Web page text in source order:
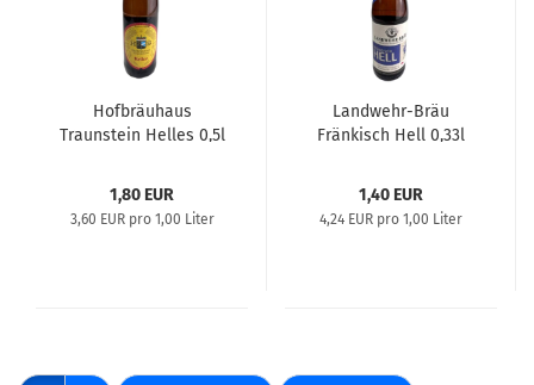
Hofbräuhaus
Traunstein Helles 0,5l
1,80 EUR
3,60 EUR pro 1,00 Liter
Landwehr-Bräu
Fränkisch Hell 0,33l
1,40 EUR
4,24 EUR pro 1,00 Liter